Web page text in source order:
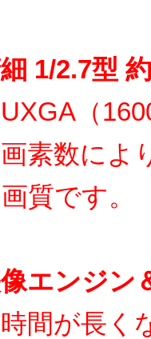
1/2.7型
（
素数によ
質です。
エンジン
間が長く